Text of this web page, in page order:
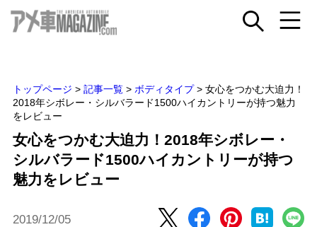
トップページ > 記事一覧 > ボディタイプ > 女心をつかむ大迫力！
2018年シボレー・シルバラード1500ハイカントリーが持つ魅力
をレビュー
女心をつかむ大迫力！2018年シボレー・
シルバラード1500ハイカントリーが持つ
魅力をレビュー
2019/12/05